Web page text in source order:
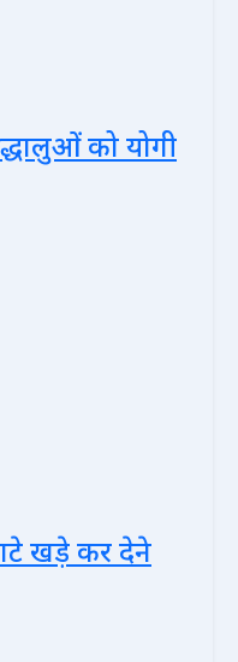
को योगी
खड़े कर देने